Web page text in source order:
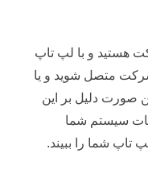
هستید و با لپ تاپ
متصل شوید و یا
صورت دلیل بر این
سیستم شما
تاپ شما را ببیند.